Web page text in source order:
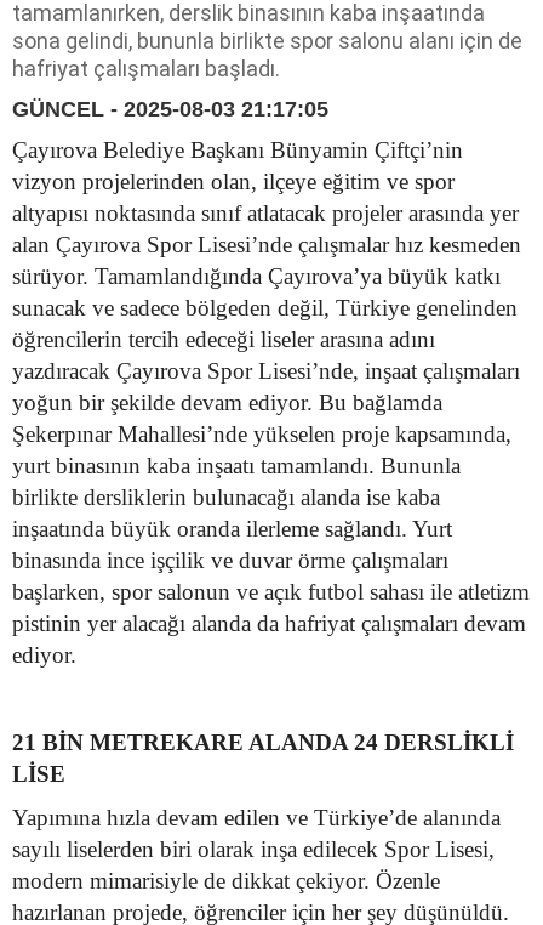
tamamlanırken, derslik binasının kaba inşaatında
sona gelindi, bununla birlikte spor salonu alanı için de
hafriyat çalışmaları başladı.
GÜNCEL - 2025-08-03 21:17:05
Çayırova Belediye Başkanı Bünyamin Çiftçi’nin
vizyon projelerinden olan, ilçeye eğitim ve spor
altyapısı noktasında sınıf atlatacak projeler arasında yer
alan Çayırova Spor Lisesi’nde çalışmalar hız kesmeden
sürüyor. Tamamlandığında Çayırova’ya büyük katkı
sunacak ve sadece bölgeden değil, Türkiye genelinden
öğrencilerin tercih edeceği liseler arasına adını
yazdıracak Çayırova Spor Lisesi’nde, inşaat çalışmaları
yoğun bir şekilde devam ediyor. Bu bağlamda
Şekerpınar Mahallesi’nde yükselen proje kapsamında,
yurt binasının kaba inşaatı tamamlandı. Bununla
birlikte dersliklerin bulunacağı alanda ise kaba
inşaatında büyük oranda ilerleme sağlandı. Yurt
binasında ince işçilik ve duvar örme çalışmaları
başlarken, spor salonun ve açık futbol sahası ile atletizm
pistinin yer alacağı alanda da hafriyat çalışmaları devam
ediyor.
21 BİN METREKARE ALANDA 24 DERSLİKLİ
LİSE
Yapımına hızla devam edilen ve Türkiye’de alanında
sayılı liselerden biri olarak inşa edilecek Spor Lisesi,
modern mimarisiyle de dikkat çekiyor. Özenle
hazırlanan projede, öğrenciler için her şey düşünüldü.